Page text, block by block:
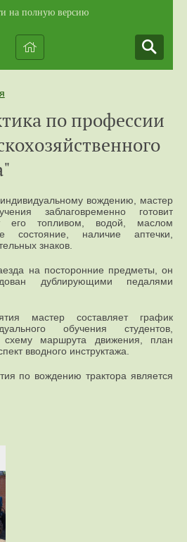
на полную версию
по профессии
вождению, мастер
заблаговременно готовит
его топливом, водой, маслом
состояние, наличие аптечки,
знаков.
на посторонние предметы, он
дублирующими педалями
мастер составляет график
обучения студентов,
схему маршрута движения, план
вводного инструктажа.
по вождению трактора является